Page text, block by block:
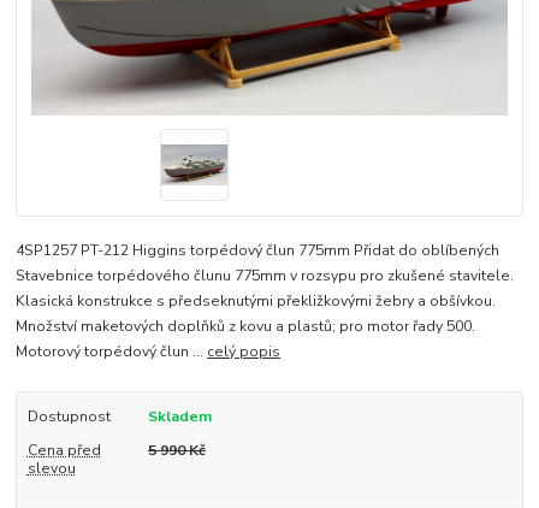
4SP1257 PT-212 Higgins torpédový člun 775mm Přidat do oblíbených
Stavebnice torpédového člunu 775mm v rozsypu pro zkušené stavitele.
Klasická konstrukce s předseknutými překližkovými žebry a obšívkou.
Množství maketových doplňků z kovu a plastů; pro motor řady 500.
Motorový torpédový člun ... celý popis
Dostupnost
Skladem
Cena před
slevou
5 990 Kč